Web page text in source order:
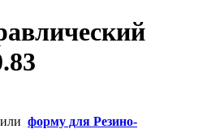
форму для Резино-